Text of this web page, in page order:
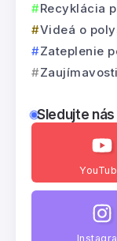
Recyklácia
Videá o
Zateplenie
Sledujte nás